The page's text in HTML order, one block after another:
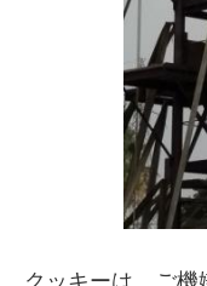
クッキーは、ご機